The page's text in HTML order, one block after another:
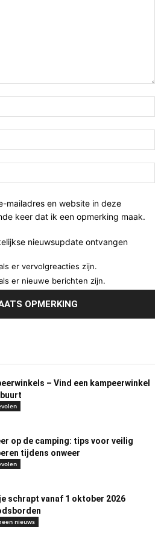
mailadres en website in deze
keer dat ik een opmerking maak.
nieuwsupdate ontvangen
er vervolgreacties zijn.
er nieuwe berichten zijn.
– Vind een kampeerwinkel
op de camping: tips voor veilig
tijdens onweer
schrapt vanaf 1 oktober 2026
nieuws